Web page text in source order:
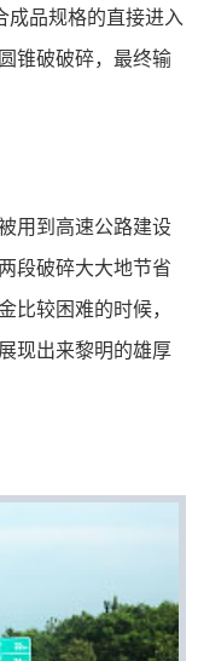
品规格的直接进入
锥破破碎，最终输
用到高速公路建设
段破碎大大地节省
比较困难的时候，
现出来黎明的雄厚